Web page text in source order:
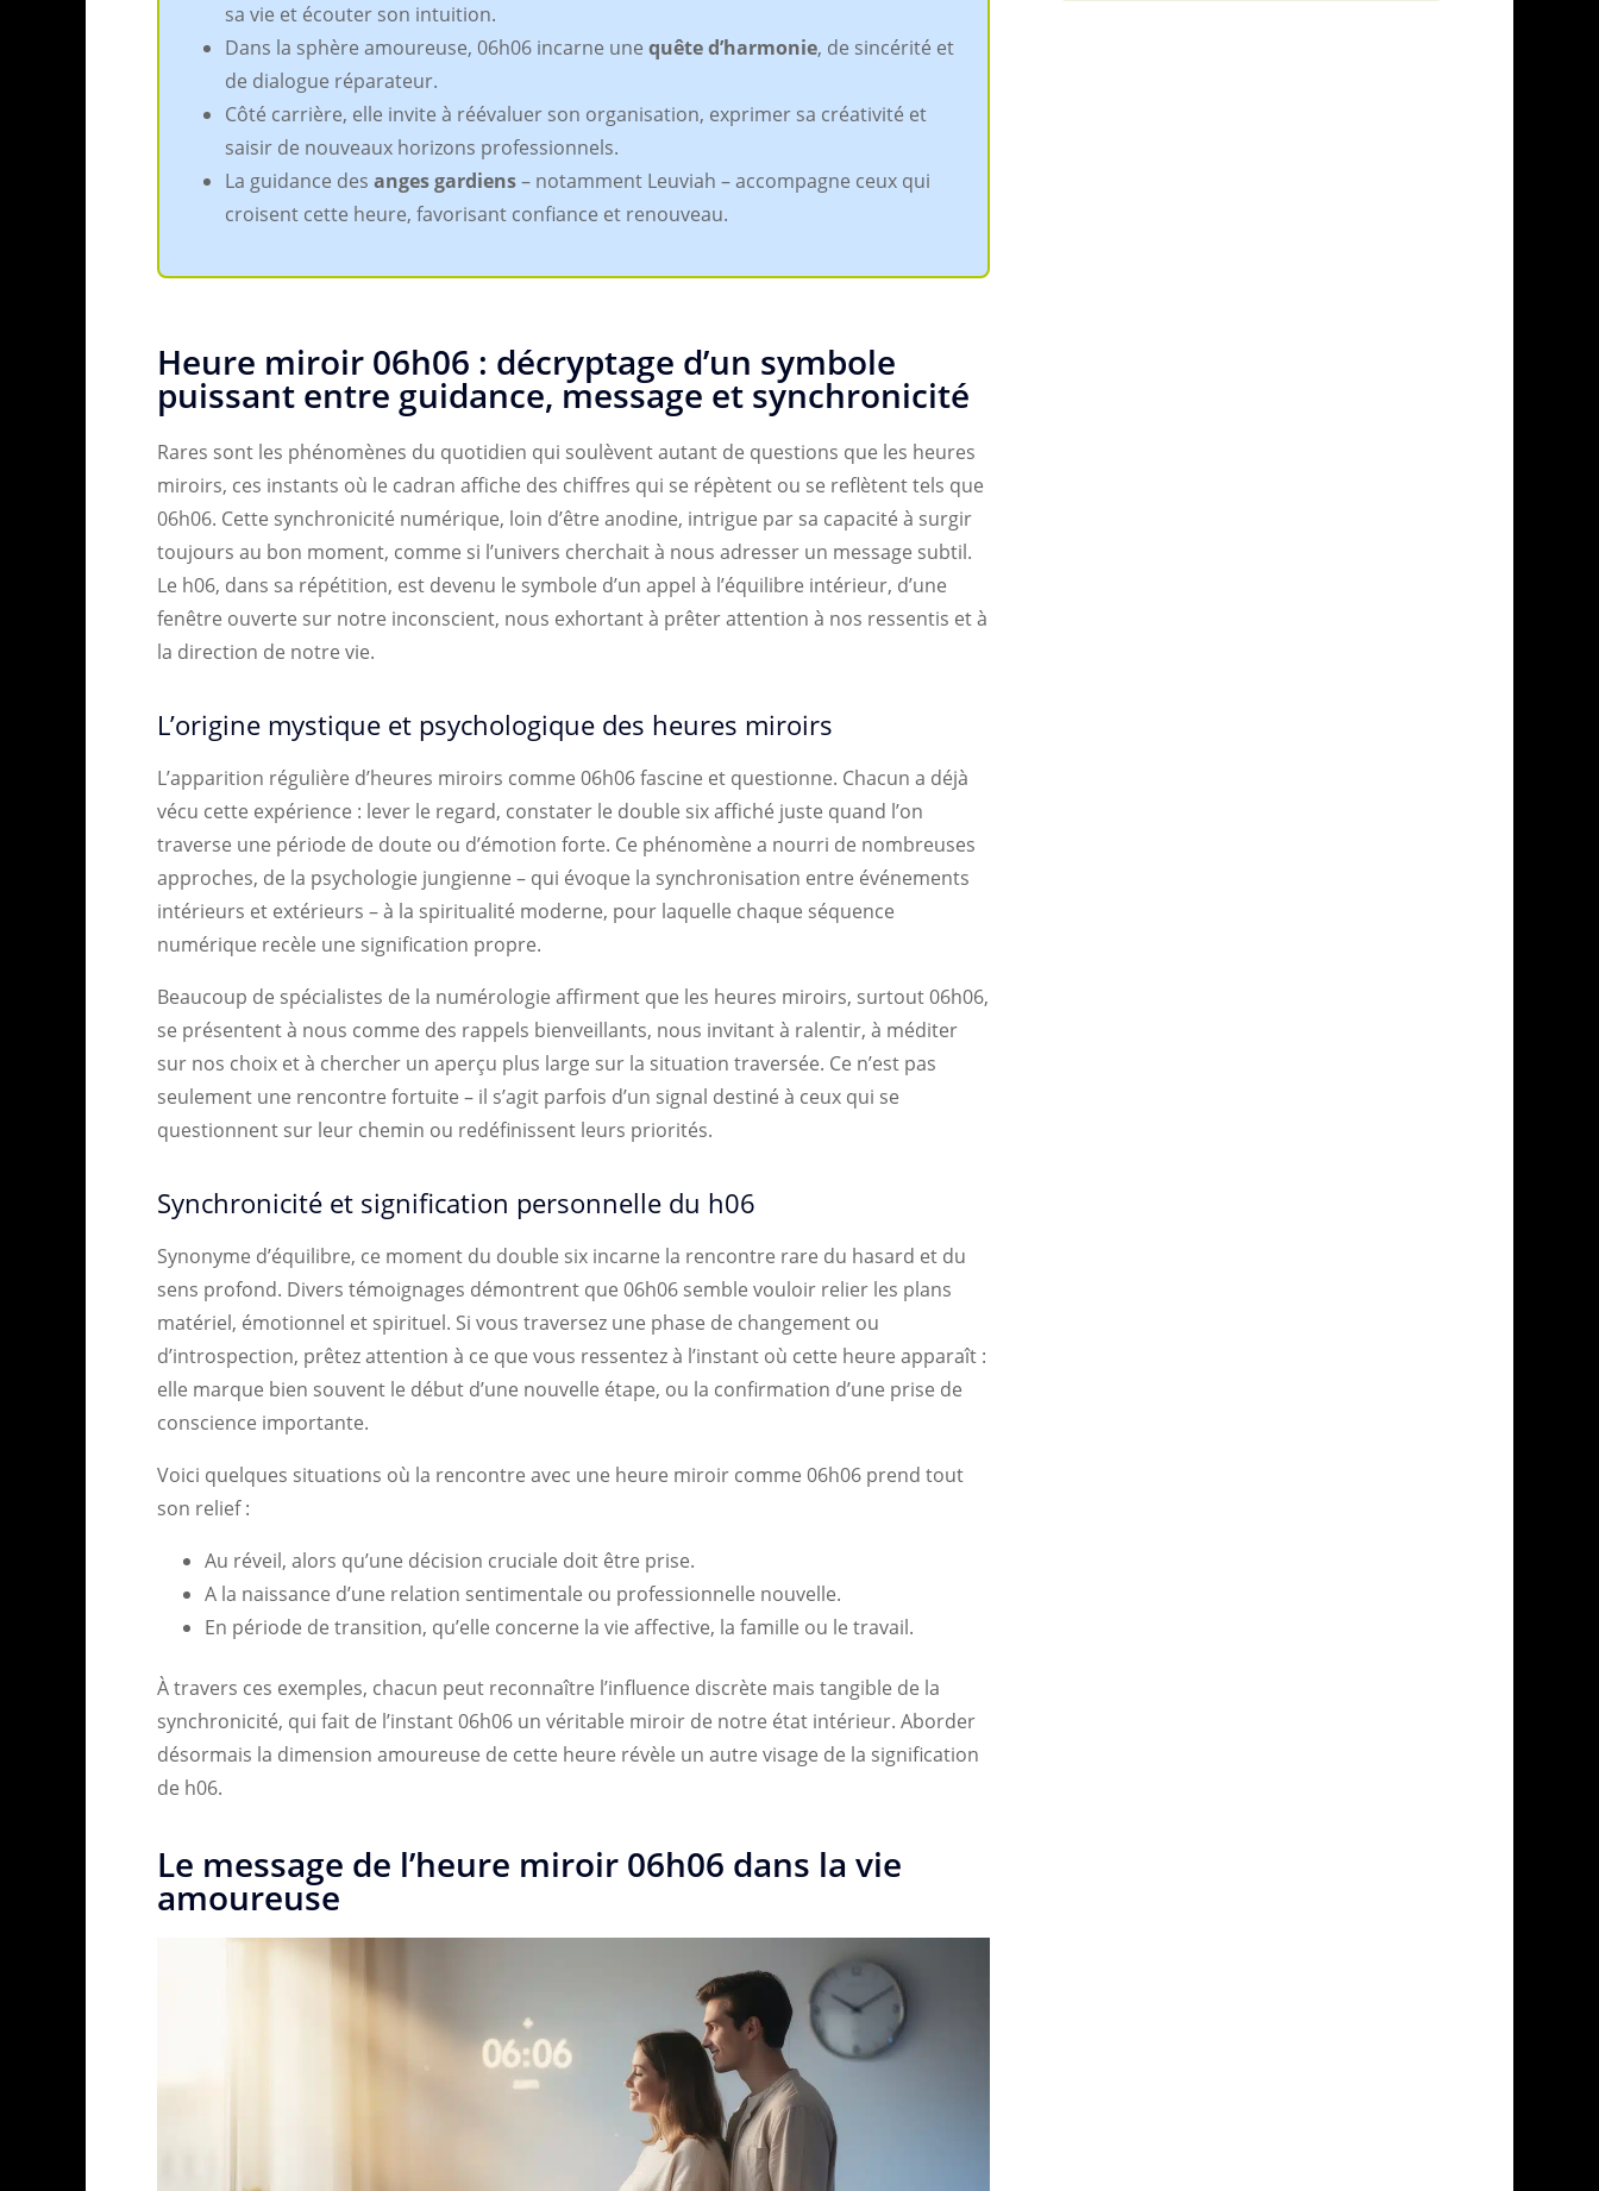
sa vie et écouter son intuition.
Dans la sphère amoureuse, 06h06 incarne une quête d’harmonie, de sincérité et
de dialogue réparateur.
Côté carrière, elle invite à réévaluer son organisation, exprimer sa créativité et
saisir de nouveaux horizons professionnels.
La guidance des anges gardiens– notamment Leuviah – accompagne ceux qui
croisent cette heure, favorisant confiance et renouveau.
Heure miroir 06h06 : décryptage d’un symbole
puissant entre guidance, message et synchronicité
Rares sont les phénomènes du quotidien qui soulèvent autant de questions que les heures
miroirs, ces instants où le cadran affiche des chiffres qui se répètent ou se reflètent tels que
06h06. Cette synchronicité numérique, loin d’être anodine, intrigue par sa capacité à surgir
toujours au bon moment, comme si l’univers cherchait à nous adresser un message subtil.
Le h06, dans sa répétition, est devenu le symbole d’un appel à l’équilibre intérieur, d’une
fenêtre ouverte sur notre inconscient, nous exhortant à prêter attention à nos ressentis et à
la direction de notre vie.
L’origine mystique et psychologique des heures miroirs
L’apparition régulière d’heures miroirs comme 06h06 fascine et questionne. Chacun a déjà
vécu cette expérience : lever le regard, constater le double six affiché juste quand l’on
traverse une période de doute ou d’émotion forte. Ce phénomène a nourri de nombreuses
approches, de la psychologie jungienne – qui évoque la synchronisation entre événements
intérieurs et extérieurs – à la spiritualité moderne, pour laquelle chaque séquence
numérique recèle une signification propre.
Beaucoup de spécialistes de la numérologie affirment que les heures miroirs, surtout 06h06,
se présentent à nous comme des rappels bienveillants, nous invitant à ralentir, à méditer
sur nos choix et à chercher un aperçu plus large sur la situation traversée. Ce n’est pas
seulement une rencontre fortuite – il s’agit parfois d’un signal destiné à ceux qui se
questionnent sur leur chemin ou redéfinissent leurs priorités.
Synchronicité et signification personnelle du h06
Synonyme d’équilibre, ce moment du double six incarne la rencontre rare du hasard et du
sens profond. Divers témoignages démontrent que 06h06 semble vouloir relier les plans
matériel, émotionnel et spirituel. Si vous traversez une phase de changement ou
d’introspection, prêtez attention à ce que vous ressentez à l’instant où cette heure apparaît :
elle marque bien souvent le début d’une nouvelle étape, ou la confirmation d’une prise de
conscience importante.
Voici quelques situations où la rencontre avec une heure miroir comme 06h06 prend tout
son relief :
Au réveil, alors qu’une décision cruciale doit être prise.
A la naissance d’une relation sentimentale ou professionnelle nouvelle.
En période de transition, qu’elle concerne la vie affective, la famille ou le travail.
À travers ces exemples, chacun peut reconnaître l’influence discrète mais tangible de la
synchronicité, qui fait de l’instant 06h06 un véritable miroir de notre état intérieur. Aborder
désormais la dimension amoureuse de cette heure révèle un autre visage de la signification
de h06.
Le message de l’heure miroir 06h06 dans la vie
amoureuse